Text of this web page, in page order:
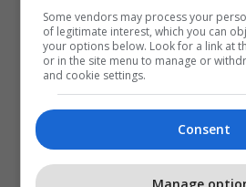
Moti Në Kosovë Ihmk
Some vendors may process your
of legitimate interest, which you can
your options below. Look for a link at
or in the site menu to manage or
and cookie settings.
Consent